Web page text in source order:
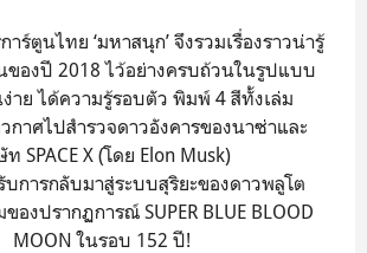
ร์ตูนไทย ‘มหาสนุก’ จึงรวมเรื่องราวน่ารู้
ของปี 2018 ไว้อย่างครบถ้วนในรูปแบบ
าย ได้ความรู้รอบตัว พิมพ์ 4 สีทั้งเล่ม
กาศไปสำรวจดาวอังคารของนาซ่าและ
SPACE X (โดย Elon Musk)
บการกลับมาสู่ระบบสุริยะของดาวพลูโต
องปรากฏการณ์ SUPER BLUE BLOOD
MOON ในรอบ 152 ปี!